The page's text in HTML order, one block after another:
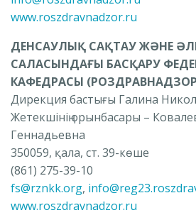
www.roszdravnadzor.ru
ДЕНСАУЛЫҚ САҚТАУ ЖӘНЕ
САЛАСЫНДАҒЫ БАСҚАРУ
КАФЕДРАСЫ
Дирекция бастығы Галина
Жетекшінің орынбасары –
Геннадьевна
350059, қала, ст. 39-көше
(861) 275-39-10
fs@rznkk.org,
www.roszdravnadzor.ru